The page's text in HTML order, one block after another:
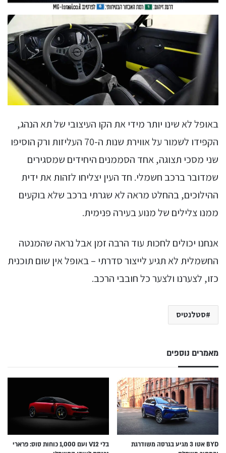
באופל לא שינו יותר מידי את הקו העיצובי של תא הנהג,
הקפידו לשמור על אווירת שנות ה-70 העליזות ורק הוסיפו
שני מסכי תצוגה, אחד הסממנים היחידים שמסגירים
שמדובר ברכב חשמלי. חד העין יצליחו לזהות את ידית
ההילוכים, בהחלט מראה לא שגרתי ברכב שלא בוקעים
ממנו צלילים של מנוע בעירה פנימית.
אנחנו יכולים לחכות עוד הרבה זמן אבל נראה שהמנטה
החשמלית לא תגיע לייצור סדרתי – באופל אין שום תוכנית
כזו, לצערנו ולצער כל חובבי הרכב.
סטלנטיס
מאמרים נוספים
BYD אטו 3 מגיע בגרסה משודרגת
בלי V12 ועם 1,000 כוחות סוס: פרארי